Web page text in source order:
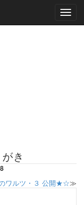
き
ワルツ・３ 公開★☆≫